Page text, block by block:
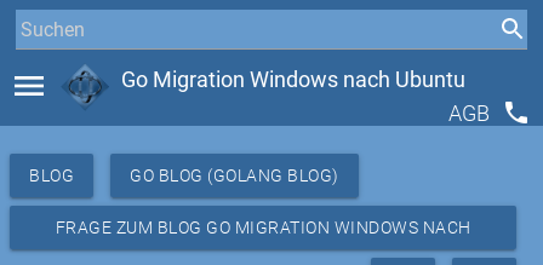
menu
Go Migration Windows nach Ubuntu
AGB
phone
BLOG GO BLOG (GOLANG BLOG)
FRAGE ZUM BLOG GO MIGRATION WINDOWS NACH